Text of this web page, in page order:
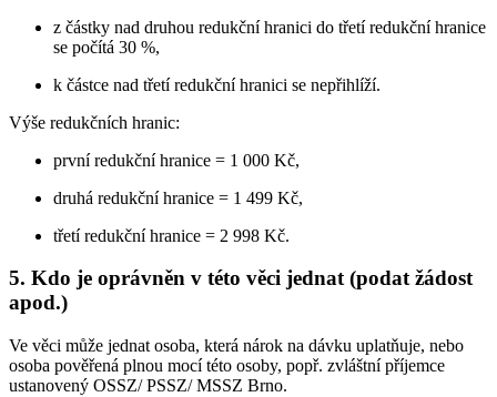
z částky nad druhou redukční hranici do třetí redukční hranice
se počítá 30 %,
k částce nad třetí redukční hranici se nepřihlíží.
Výše redukčních hranic:
první redukční hranice = 1 000 Kč,
druhá redukční hranice = 1 499 Kč,
třetí redukční hranice = 2 998 Kč.
5. Kdo je oprávněn v této věci jednat (podat žádost
apod.)
Ve věci může jednat osoba, která nárok na dávku uplatňuje, nebo
osoba pověřená plnou mocí této osoby, popř. zvláštní příjemce
ustanovený OSSZ/ PSSZ/ MSSZ Brno.